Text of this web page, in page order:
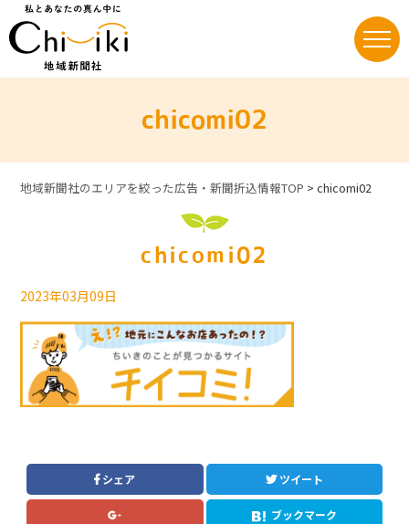
chicomi02
地域新聞社のエリアを絞った広告・新聞折込情報TOP >chicomi02
chicomi02
2023年03月09日
シェア ツイート
ブックマーク